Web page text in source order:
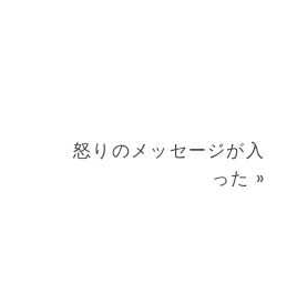
怒りのメッセージが入
った »